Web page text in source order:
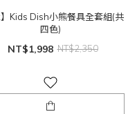
】Kids Dish小熊餐具全套組(共
四色)
NT$1,998 NT$2,350